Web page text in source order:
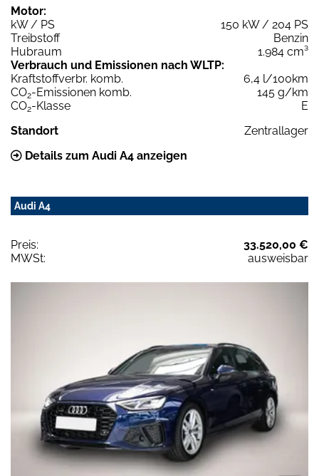
Motor:
kW / PS
150 kW / 204 PS
Treibstoff
Benzin
Hubraum
1.984 cm³
Verbrauch und Emissionen nach WLTP:
Kraftstoffverbr. komb.
6,4 l/100km
CO2-Emissionen komb.
145 g/km
CO2-Klasse
E
Standort
Zentrallager
Details zum Audi A4 anzeigen
Audi A4
Preis:
33.520,00 €
MWSt:
ausweisbar